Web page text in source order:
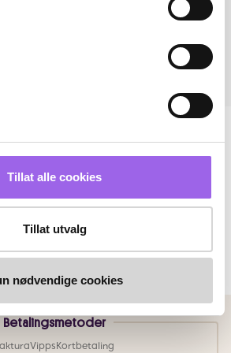
Tillat alle cookies
Tillat utvalg
nødvendige cookies
Betalingsmetoder
VippsKortbetaling